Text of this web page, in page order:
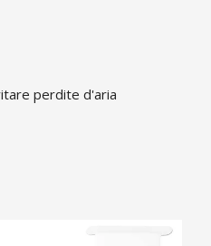
perdite d'aria